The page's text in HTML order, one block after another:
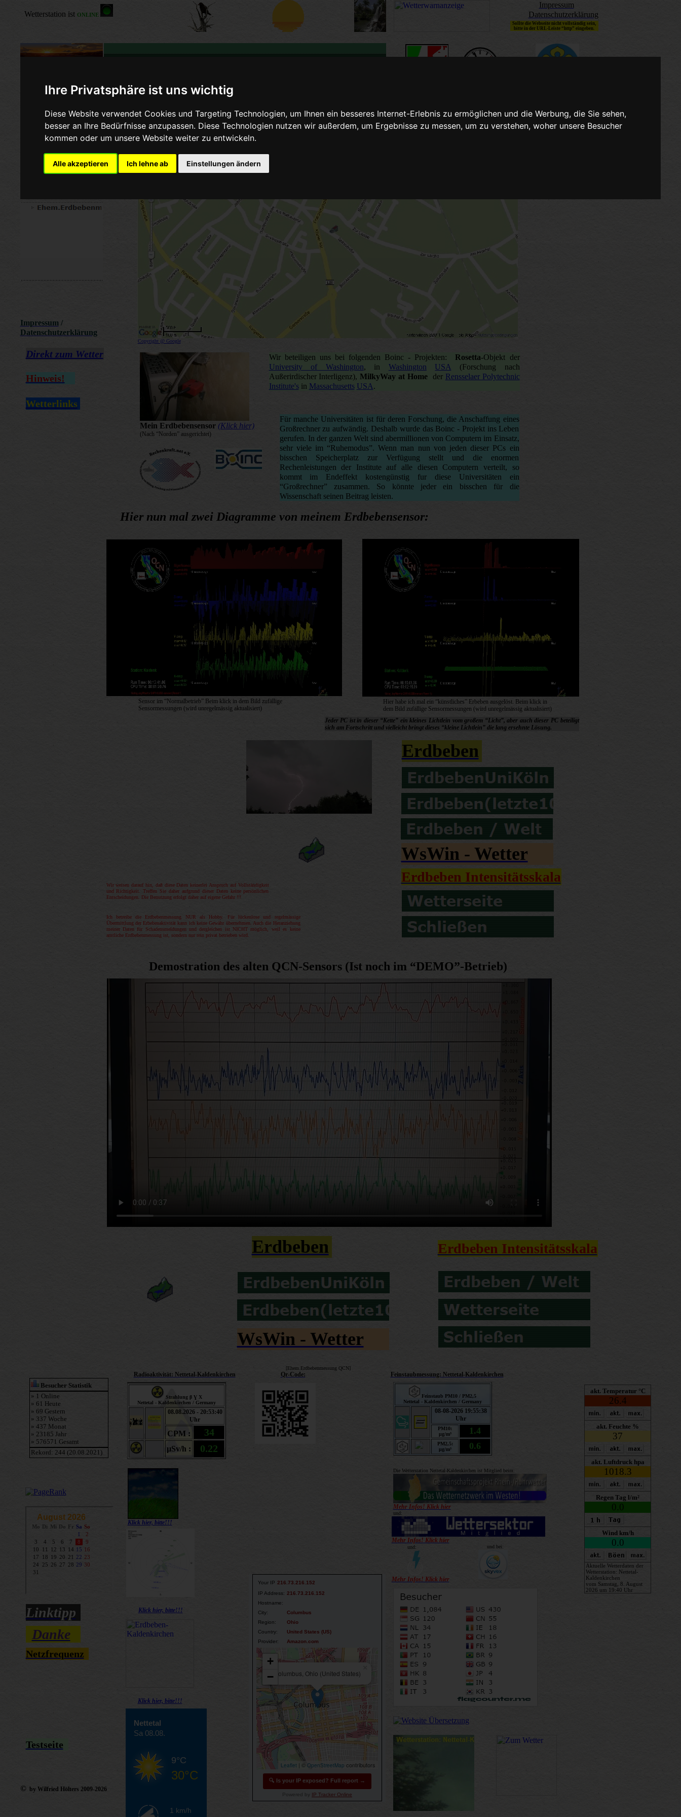
Ihre Privatsphäre ist uns wichtig
Diese Website verwendet Cookies und Targeting Technologien, um Ihnen ein besseres Internet-Erlebnis zu ermöglichen und die Werbung, die Sie sehen,
besser an Ihre Bedürfnisse anzupassen. Diese Technologien nutzen wir außerdem, um Ergebnisse zu messen, um zu verstehen, woher unsere Besucher
kommen oder um unsere Website weiter zu entwickeln.
Alle akzeptieren Ich lehne ab Einstellungen ändern
Impressum
Datenschutzerklärung
Sollte die Webseite nicht vollständig sein,
bitte in der URL-Leiste “http” eingeben.
Impressum /
Datenschutzerklärung
Ehemalige Erdbebenmessung QCN
Der Standort meines ehem. Erdbebensensors
(wird nun nur Local benutzt)
Copyright @ Google
Direkt zum Wetter
Hinweis!
Wetterlinks
Mein Erdbebensensor (Klick hier)
(Nach “Norden” ausgerichtet)
Wir beteiligen uns bei folgenden Boinc - Projekten: Rosetta-Objekt der
University of Washington, in Washington USA (Forschung nach
Außerirdischer Interligenz), MilkyWay at Home der Rensselaer Polytechnic
Institute'sin Massachusetts USA.
Für manche Universitäten ist für deren Forschung, die Anschaffung eines
Großrechner zu aufwändig. Deshalb wurde das Boinc - Projekt ins Leben
gerufen. In der ganzen Welt sind abermillionen von Computern im Einsatz,
sehr viele im “Ruhemodus”. Wenn man nun von jeden dieser PCs ein
bisschen Speicherplatz zur Verfügung stellt und die enormen
Rechenleistungen der Institute auf alle diesen Computern verteilt, so
kommt im Endeffekt kostengünstig fur diese Universitäten ein
“Großrechner” zusammen. So könnte jeder ein bisschen für die
Wissenschaft seinen Beitrag leisten.
Hier nun mal zwei Diagramme von meinem Erdbebensensor:
Sensor im “Normalbetrieb” Beim klick in dem Bild zufällige
Sensormessungen (wird unregelmässig aktualisiert)
Hier habe ich mal ein “künstliches” Erbeben ausgelöst. Beim klick in
dem Bild zufällige Sensormessungen (wird unregelmässig aktualisiert)
Jeder PC ist in dieser “Kette” ein kleines Lichtlein vom großem “Licht”, aber auch dieser PC beteiligt
sich am Fortschritt und vielleicht bringt dieses “kleine Lichtlein” die lang ersehnte Lösung.
Wir weisen darauf hin, daß diese Daten keinerlei Anspruch auf Vollständigkeit
und Richtigkeit. Treffen Sie daher aufgrund dieser Daten keine persönlichen
Entscheidungen. Die Benutzung erfolgt daher auf eigene Gefahr !!!
Ich betreibe die Erdbebenmessung NUR als Hobby. Für lückenlose und regelmässige
Übermittlung der Erbebenaktivität kann ich keine Gewähr übernehmen. Auch die Heranziehung
meiner Daten für Schadensmeldungen und dergleichen ist NICHT möglich, weil es keine
amtliche Erdbebenmessung ist, sondern nur rein privat betrieben wird.
Erdbeben
WsWin - Wetter
Erdbeben Intensitätsskala
Demostration des alten QCN-Sensors (Ist noch im “DEMO”-Betrieb)
Linktipp
Danke
Netzfrequenz
Testseite
© by Wilfried Hölters 2009-2026
Erdbeben
WsWin - Wetter
Erdbeben Intensitätsskala
[Ehem.Erdbebenmessung QCN]
Radioaktivität: Nettetal-Kaldenkirchen
Klick hier, bitte!!!
Klick hier, bitte!!!
Klick hier, bitte!!!
Nettetal
Sa 08.08.
9°C
30°C
1 km/h
Qr-Code: Feinstaubmessung: Nettetal-Kaldenkirchen
Die Wetterstation Nettetal-Kaldenkirchen ist Mitglied beim:
Mehr Infos! Klick hier
und:
Mehr Infos! Klick hier
und:
Mehr Infos! Klick hier
und bei: